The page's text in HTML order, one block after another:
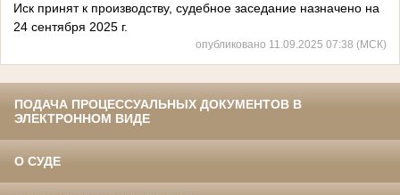
Иск принят к производству, судебное заседание назначено на
24 сентября 2025 г.
опубликовано 11.09.2025 07:38 (МСК)
ПОДАЧА ПРОЦЕССУАЛЬНЫХ ДОКУМЕНТОВ В
ЭЛЕКТРОННОМ ВИДЕ
О СУДЕ